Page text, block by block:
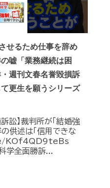
せるため仕事を辞め
嘘「業務継続は困
週刊文春名誉毀損訴
更生を願うシリーズ
訟】裁判所が「結婚強
供述は「信用できな
KOf4QD9teBs
学全面勝訴...